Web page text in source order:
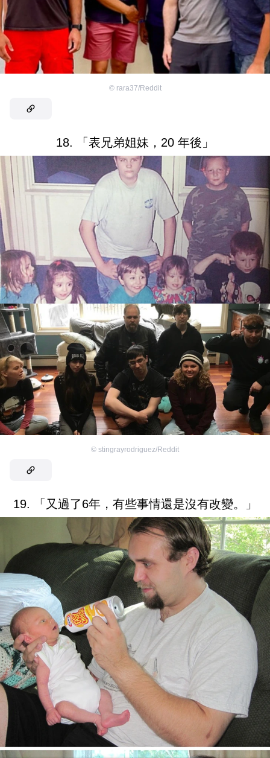
© rara37/Reddit
18. 「表兄弟姐妹，20 年後」
© stingrayrodriguez/Reddit
19. 「又過了6年，有些事情還是沒有改變。」